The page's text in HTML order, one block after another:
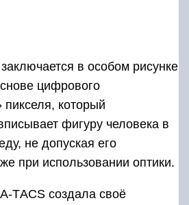
в особом рисунке
цифрового
пикселя, который
фигуру человека в
не допуская его
при использовании оптики.
ТACS создала своё